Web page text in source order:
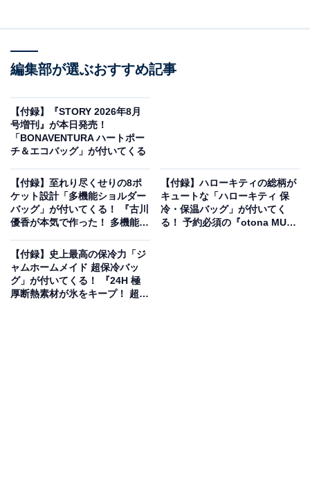
ミャクミャク シール帳BOOK（画像出典：Amazon）
宝島社から7月2日に発売される『ミャクミャク シール帳
BOOK』（税込3890円）。付録として、「ミャクミャク
シール帳セット」が付いてきます。
編集部が選ぶおすすめ記事
【付録】『STORY 2026年8月
号増刊』が本日発売！
「BONAVENTURA ハートポー
チ＆エコバッグ」が付いてくる
【付録】至れり尽くせりの8ポ
ケット設計「多機能ショルダー
バッグ」が付いてくる！ 『古川
優香が本気で作った！ 多機能
日発売
【付録】ハローキティの総柄が
キュートな「ハローキティ 保
冷・保温バッグ」が付いてく
る！ 予約必須の『otona MUSE
【付録】史上最高の保冷力「ジ
ャムホームメイド 超保冷バッ
グ」が付いてくる！ 『24H 極
厚断熱素材が氷をキープ！ 超保